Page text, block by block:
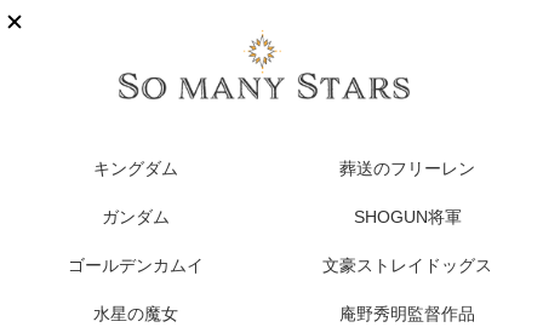
キングダム 葬送のフリーレン
ガンダム SHOGUN将軍
ゴールデンカムイ 文豪ストレイドッグス
水星の魔女 庵野秀明監督作品